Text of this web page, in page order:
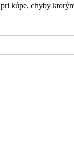
kúpe, chyby